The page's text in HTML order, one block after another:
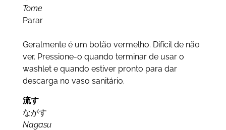
Tome
Parar
Geralmente é um botão vermelho. Difícil de não
ver. Pressione-o quando terminar de usar o
washlet e quando estiver pronto para dar
descarga no vaso sanitário.
流す
ながす
Nagasu